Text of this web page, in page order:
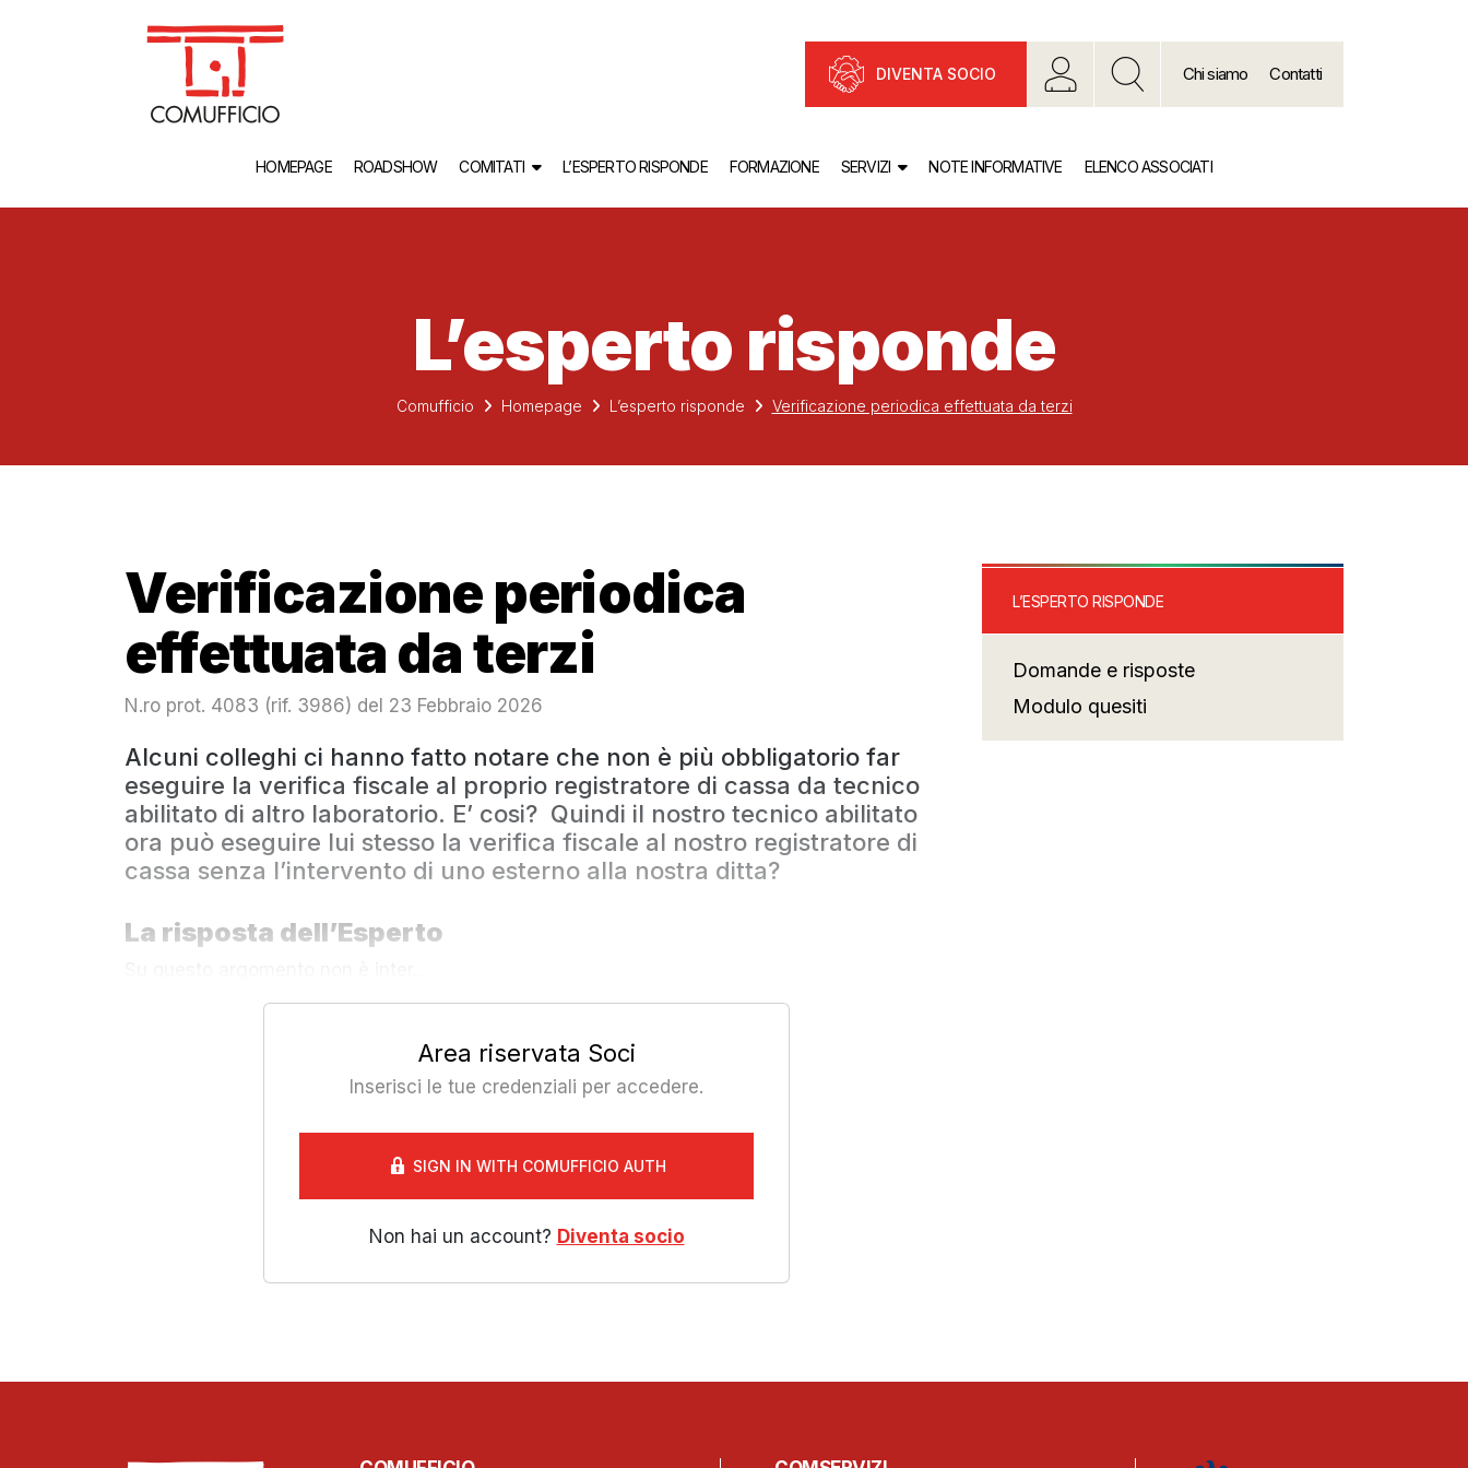
DIVENTA SOCIO Chi siamo Contatti
HOMEPAGE ROADSHOW COMITATI L’ESPERTO RISPONDE FORMAZIONE SERVIZI NOTE INFORMATIVE ELENCO ASSOCIATI
L’esperto risponde
Comufficio Homepage L’esperto risponde Verificazione periodica effettuata da terzi
Verificazione periodica
effettuata da terzi
N.ro prot. 4083 (rif. 3986) del 23 Febbraio 2026
Alcuni colleghi ci hanno fatto notare che non è più obbligatorio far
eseguire la verifica fiscale al proprio registratore di cassa da tecnico
abilitato di altro laboratorio. E’ cosi? Quindi il nostro tecnico abilitato
ora può eseguire lui stesso la verifica fiscale al nostro registratore di
cassa senza l’intervento di uno esterno alla nostra ditta?
La risposta dell’Esperto
Area riservata Soci
Inserisci le tue credenziali per accedere.
SIGN IN WITH COMUFFICIO AUTH
Non hai un account? Diventa socio
L’ESPERTO RISPONDE
Domande e risposte
Modulo quesiti